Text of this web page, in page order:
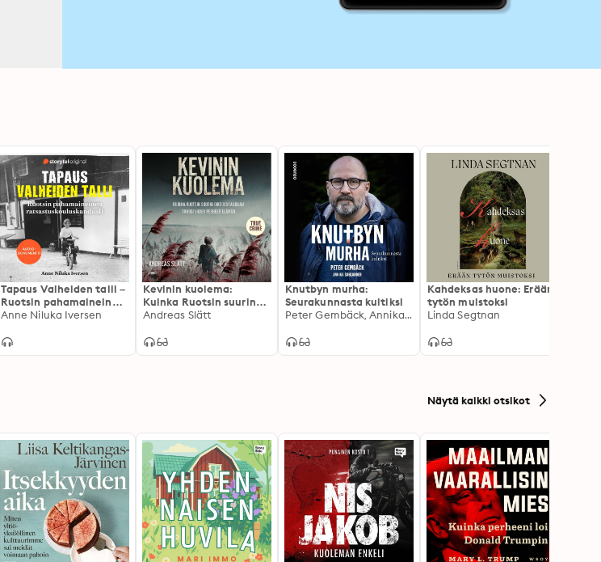
Tapaus Valheiden talli –
Ruotsin pahamaineinen
ratsastuskouluskandaali
Anne Niluka Iversen
Kevinin kuolema:
Kuinka Ruotsin suurin
rikosskandaali tuhosi
Andreas Slätt
Knutbyn murha:
Seurakunnasta kultiksi
Peter Gembäck, Annika Sohlander
Kahdeksas huone: Erään
tytön muistoksi
Linda Segtnan
Näytä kaikki otsikot